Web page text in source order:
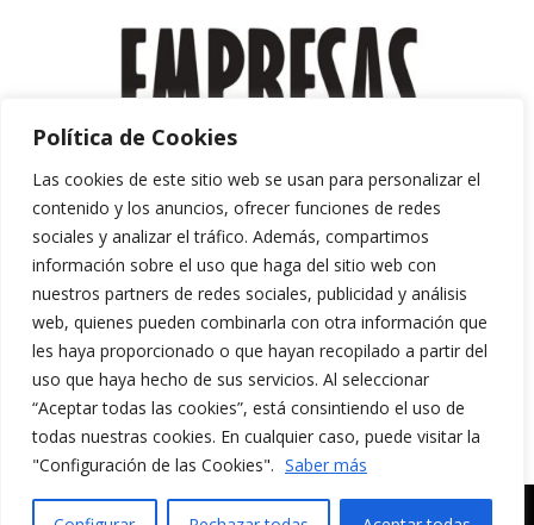
Política de Cookies
Las cookies de este sitio web se usan para personalizar el
contenido y los anuncios, ofrecer funciones de redes
sociales y analizar el tráfico. Además, compartimos
información sobre el uso que haga del sitio web con
nuestros partners de redes sociales, publicidad y análisis
web, quienes pueden combinarla con otra información que
les haya proporcionado o que hayan recopilado a partir del
uso que haya hecho de sus servicios. Al seleccionar
“Aceptar todas las cookies”, está consintiendo el uso de
todas nuestras cookies. En cualquier caso, puede visitar la
"Configuración de las Cookies". Saber más
Aviso Legal y Política de Privacidad
Política de Cookies
MERAKI CULTURA AUDIOVISUAL. Todos los